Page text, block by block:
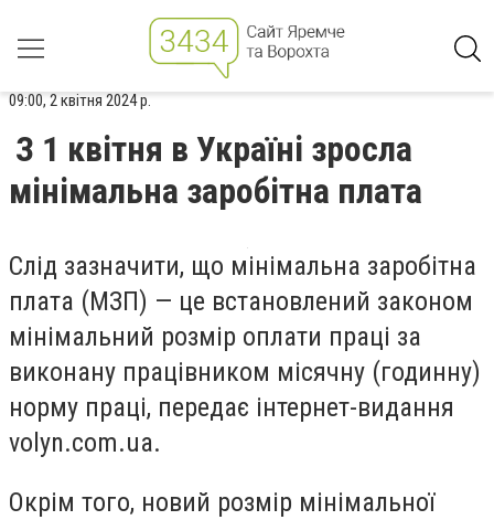
09:00, 2 квітня 2024 р.
З 1 квітня в Україні зросла
мінімальна заробітна плата
Слід зазначити, що мінімальна заробітна
плата (МЗП) — це встановлений законом
мінімальний розмір оплати праці за
виконану працівником місячну (годинну)
норму праці, передає інтернет-видання
volyn.com.ua.
Окрім того, новий розмір мінімальної